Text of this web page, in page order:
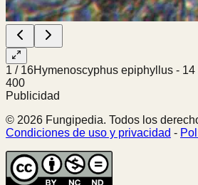
1 / 16Hymenoscyphus epiphyllus -
400
Publicidad
© 2026 Fungipedia. Todos los
Condiciones de uso y privacidad -